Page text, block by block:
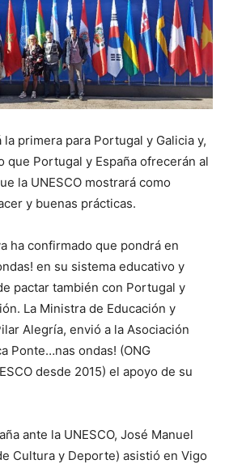
primera para Portugal y Galicia y,
que Portugal y España ofrecerán al
la UNESCO mostrará como
y buenas prácticas.
ha confirmado que pondrá en
en su sistema educativo y
pactar también con Portugal y
La Ministra de Educación y
Alegría, envió a la Asociación
Ponte…nas ondas! (ONG
desde 2015) el apoyo de su
ante la UNESCO, José Manuel
Cultura y Deporte) asistió en Vigo